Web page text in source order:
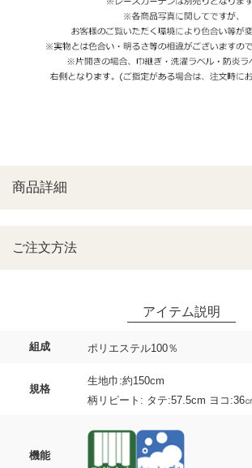
組成 ポリエステル100％
規格
生地巾:約150cm
柄リピート: タテ:57.5cm ヨコ:36
機能
ご注文方法
商品詳細